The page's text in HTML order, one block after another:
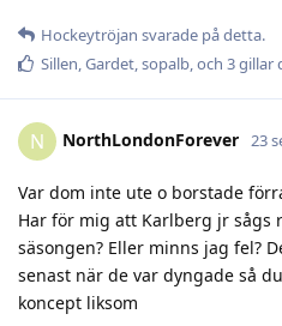
Hockeytröjan svarade på detta.
Sillen,Gardet,sopalb, och 3gillar
N NorthLondonForever 23
Var dom inte ute o borstade
Har för mig att Karlberg jr sågs
säsongen? Eller minns jag fel?
senast när de var dyngade så
koncept liksom